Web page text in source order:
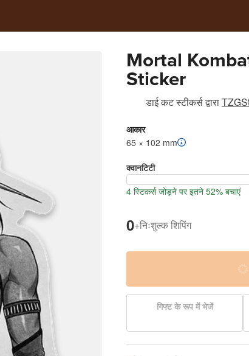
Mortal
Sticker
डाई कट स्टीकर्सद्वारा
आकार
65 × 102 mm
क्वानटिटी
4 स्टिकर्स जोड़ने पर इतने 52% बचाएं
0+निःशुल्क शिपिंग
गिफ्ट के रूप में भेजें